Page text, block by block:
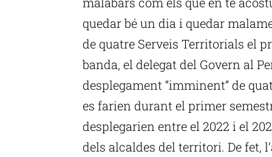
quedar bé un dia i quedar
de quatre Serveis Territorials el
banda, el delegat del Govern al
desplegament “imminent” de
es farien durant el primer
desplegarien entre el 2022 i el
dels alcaldes del territori. De fet,